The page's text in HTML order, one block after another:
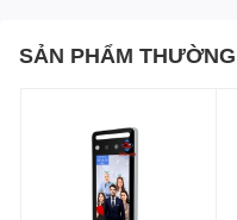
SẢN PHẨM